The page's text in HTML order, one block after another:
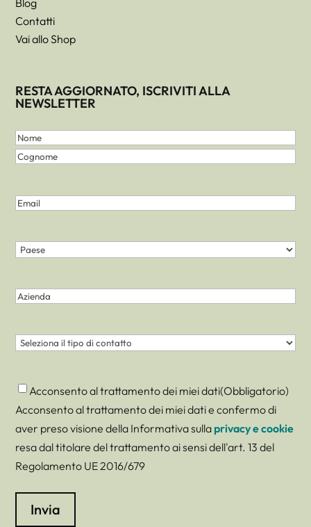
Contatti
Vai allo Shop
RESTA AGGIORNATO, ISCRIVITI ALLA
NEWSLETTER
Nome
e
Nome
Email
Paese
Azienda
Contatto (Obbligatorio)
Consenso(Obbligatorio)
Acconsento al trattamento dei miei dati(Obbligatorio)
Acconsento al trattamento dei miei dati e confermo di
aver preso visione della Informativa sulla privacy e cookie
resa dal titolare del trattamento ai sensi dell'art. 13 del
Regolamento UE 2016/679